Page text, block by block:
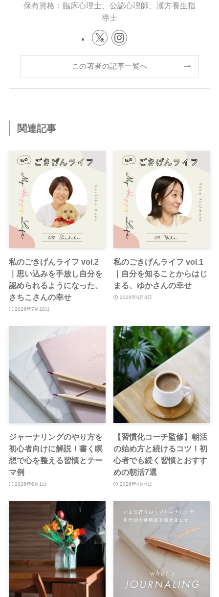
保有資格：臨床心理士、公認心理師、漢方養生指
導士
この著者の記事一覧へ
関連記事
私のごきげんライフ vol.2
｜思い込みを手放し自分を
認められるようになった、
さちこさんの幸せ
2026年7月18日
私のごきげんライフ vol.1
｜自分を知ることからはじ
まる、ゆかさんの幸せ
2026年6月3日
ジャーナリングのやり方を
初心者向けに解説！書く瞑
想で心を整える習慣とテー
マ例
2026年6月1日
【習慣化コーチ監修】朝活
の始め方と続けるコツ！初
心者でも続く習慣とおすす
めの朝活7選
2026年4月4日